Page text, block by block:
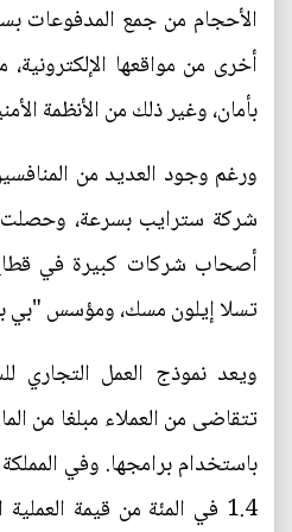
الأحجام من جمع المدفوعات
أخرى من مواقعها
بأمان، وغير ذلك من الأنظمة
ورغم وجود العديد من
شركة سترايب بسرعة، وحصلت
أصحاب شركات كبيرة في قطاع
تسلا إيلون مسك، ومؤسس "بي
ويعد نموذج العمل التجاري
تتقاضى من العملاء مبلغا من
باستخدام برامجها. وفي